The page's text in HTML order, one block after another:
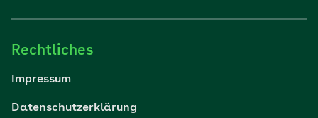
Reisen
Wohlbefinden
Rechtliches
Impressum
Datenschutzerklärung